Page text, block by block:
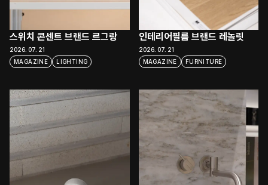
스위치 콘센트 브랜드 르그랑
MAGAZINE LIGHTING
2026. 07. 21
인테리어필름 브랜드 레놀릿
MAGAZINE FURNITURE
2026. 07. 21